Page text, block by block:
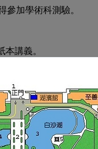
加學術科測驗。
講義。